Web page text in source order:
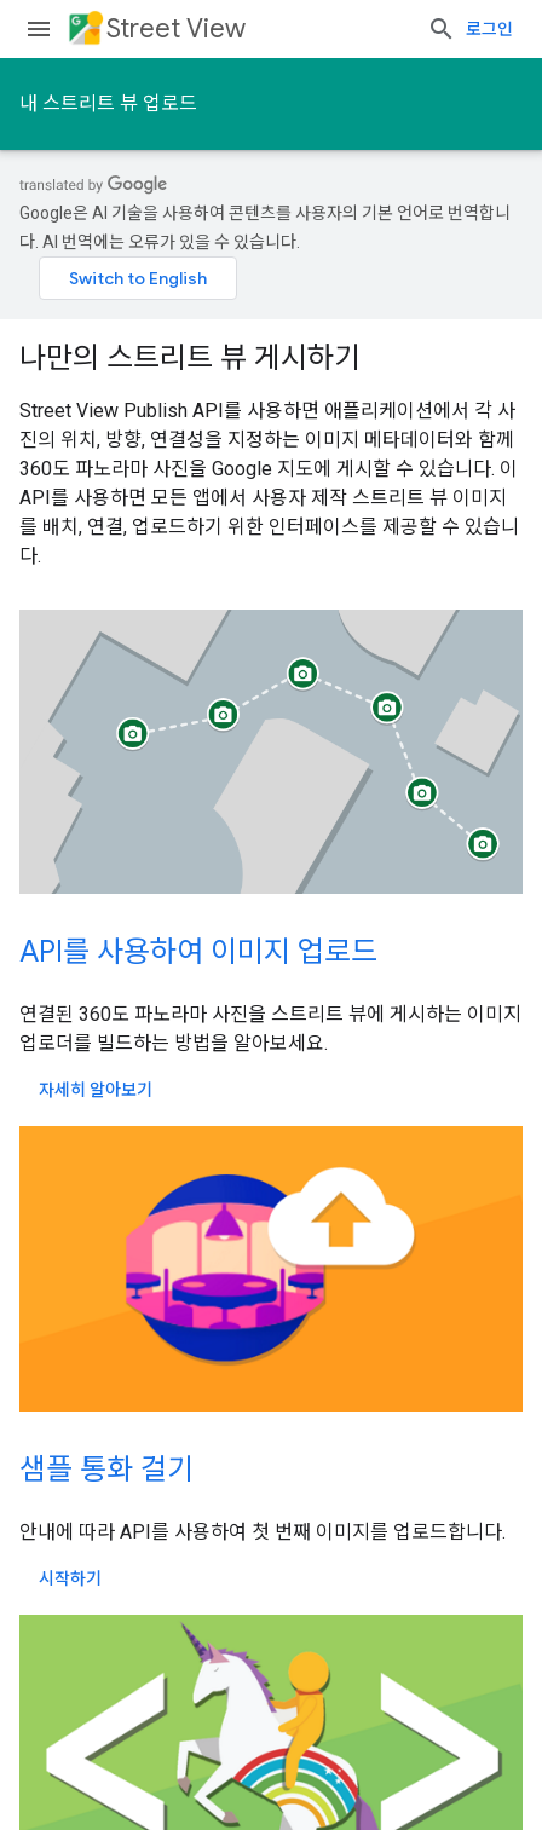
Street View 로그인
내 스트리트 뷰 업로드
Google은 AI 기술을 사용하여 콘텐츠를 사용자의 기본 언어로 번역합니
다. AI 번역에는 오류가 있을 수 있습니다.
나만의 스트리트 뷰 게시하기
Street View Publish API를 사용하면 애플리케이션에서 각 사
진의 위치, 방향, 연결성을 지정하는 이미지 메타데이터와 함께
360도 파노라마 사진을 Google 지도에 게시할 수 있습니다. 이
API를 사용하면 모든 앱에서 사용자 제작 스트리트 뷰 이미지
를 배치, 연결, 업로드하기 위한 인터페이스를 제공할 수 있습니
다.
API를 사용하여 이미지 업로드
연결된 360도 파노라마 사진을 스트리트 뷰에 게시하는 이미지
업로더를 빌드하는 방법을 알아보세요.
자세히 알아보기
샘플 통화 걸기
안내에 따라 API를 사용하여 첫 번째 이미지를 업로드합니다.
시작하기